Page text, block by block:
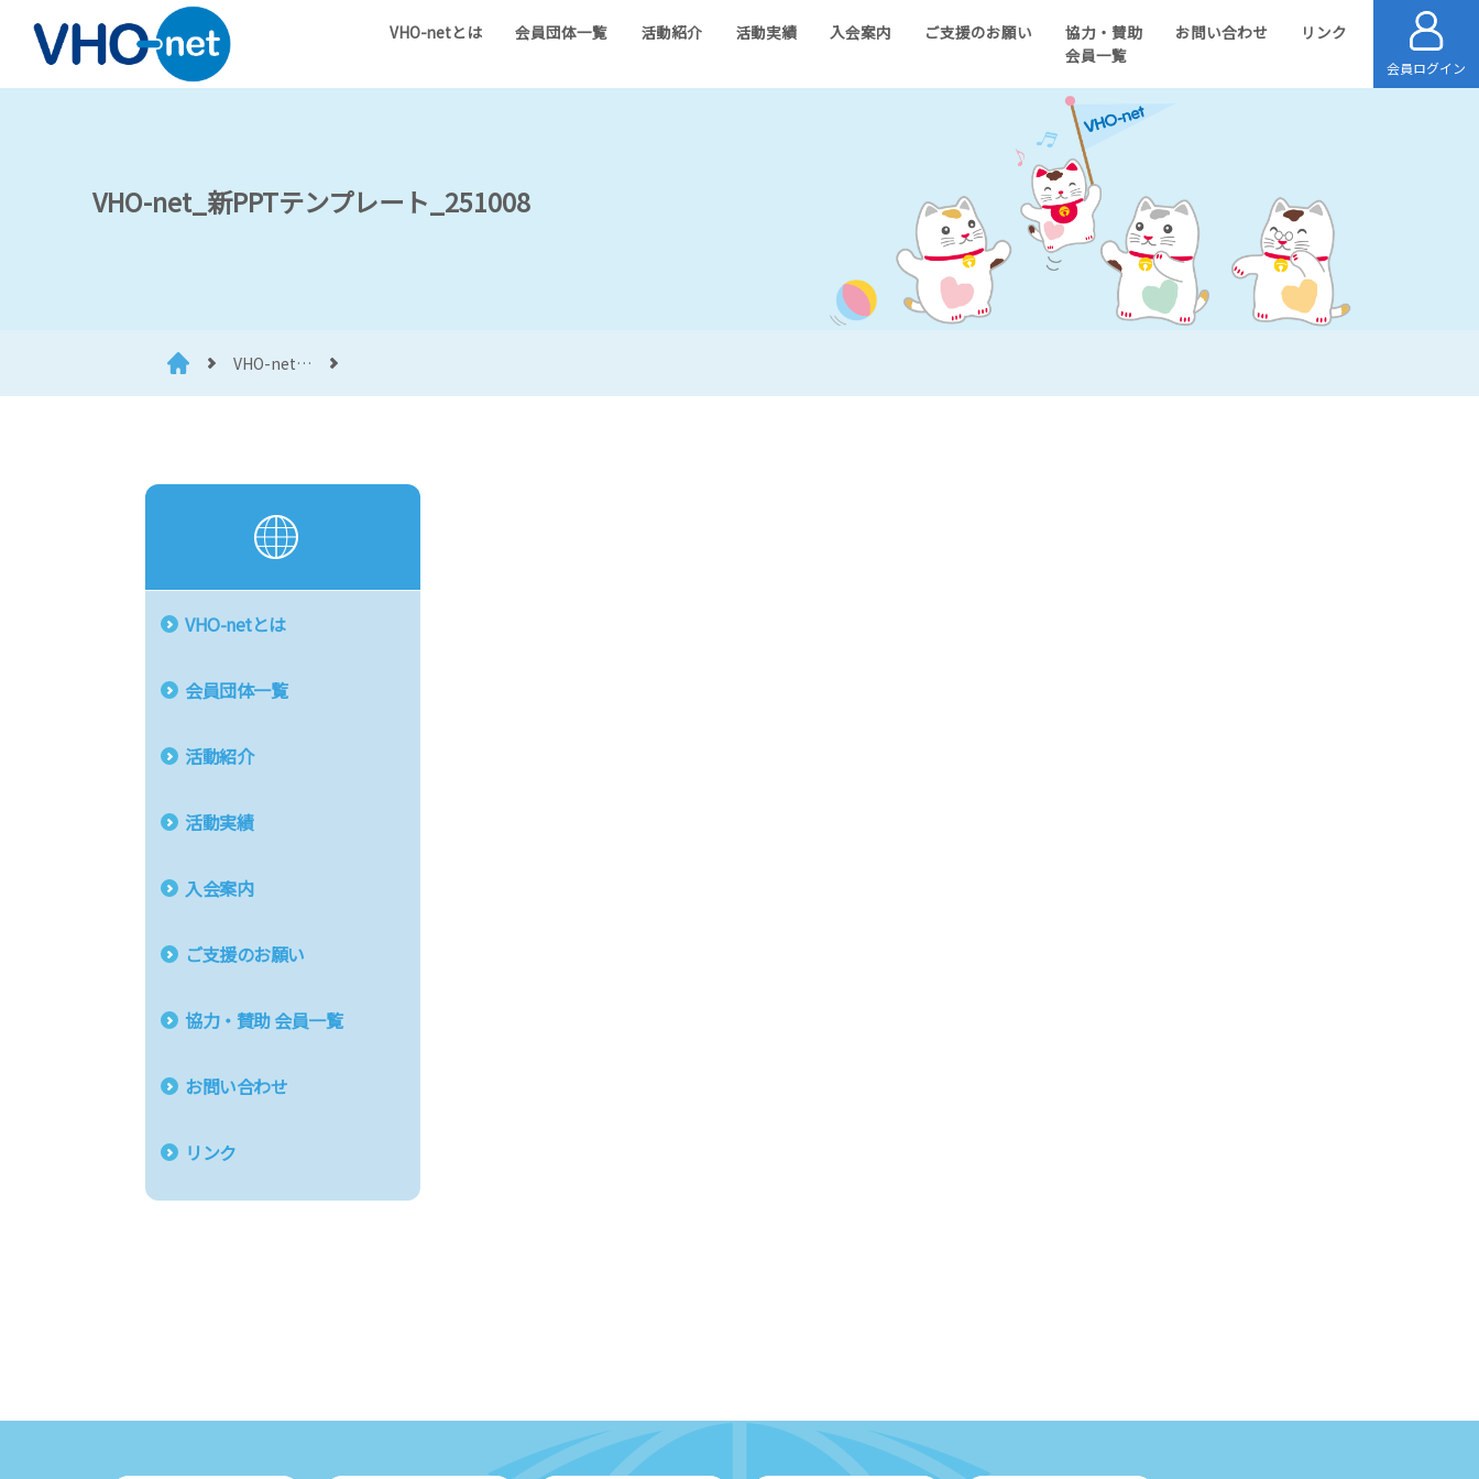
VHO-netとは 会員団体一覧 活動紹介 活動実績 入会案内 ご支援のお願い
協力・賛助
会員一覧
お問い合わせ リンク
会員ログイン
VHO-net_新PPTテンプレート_251008
VHO-net…
VHO-netとは
会員団体一覧
活動紹介
活動実績
入会案内
ご支援のお願い
協力・賛助 会員一覧
お問い合わせ
リンク